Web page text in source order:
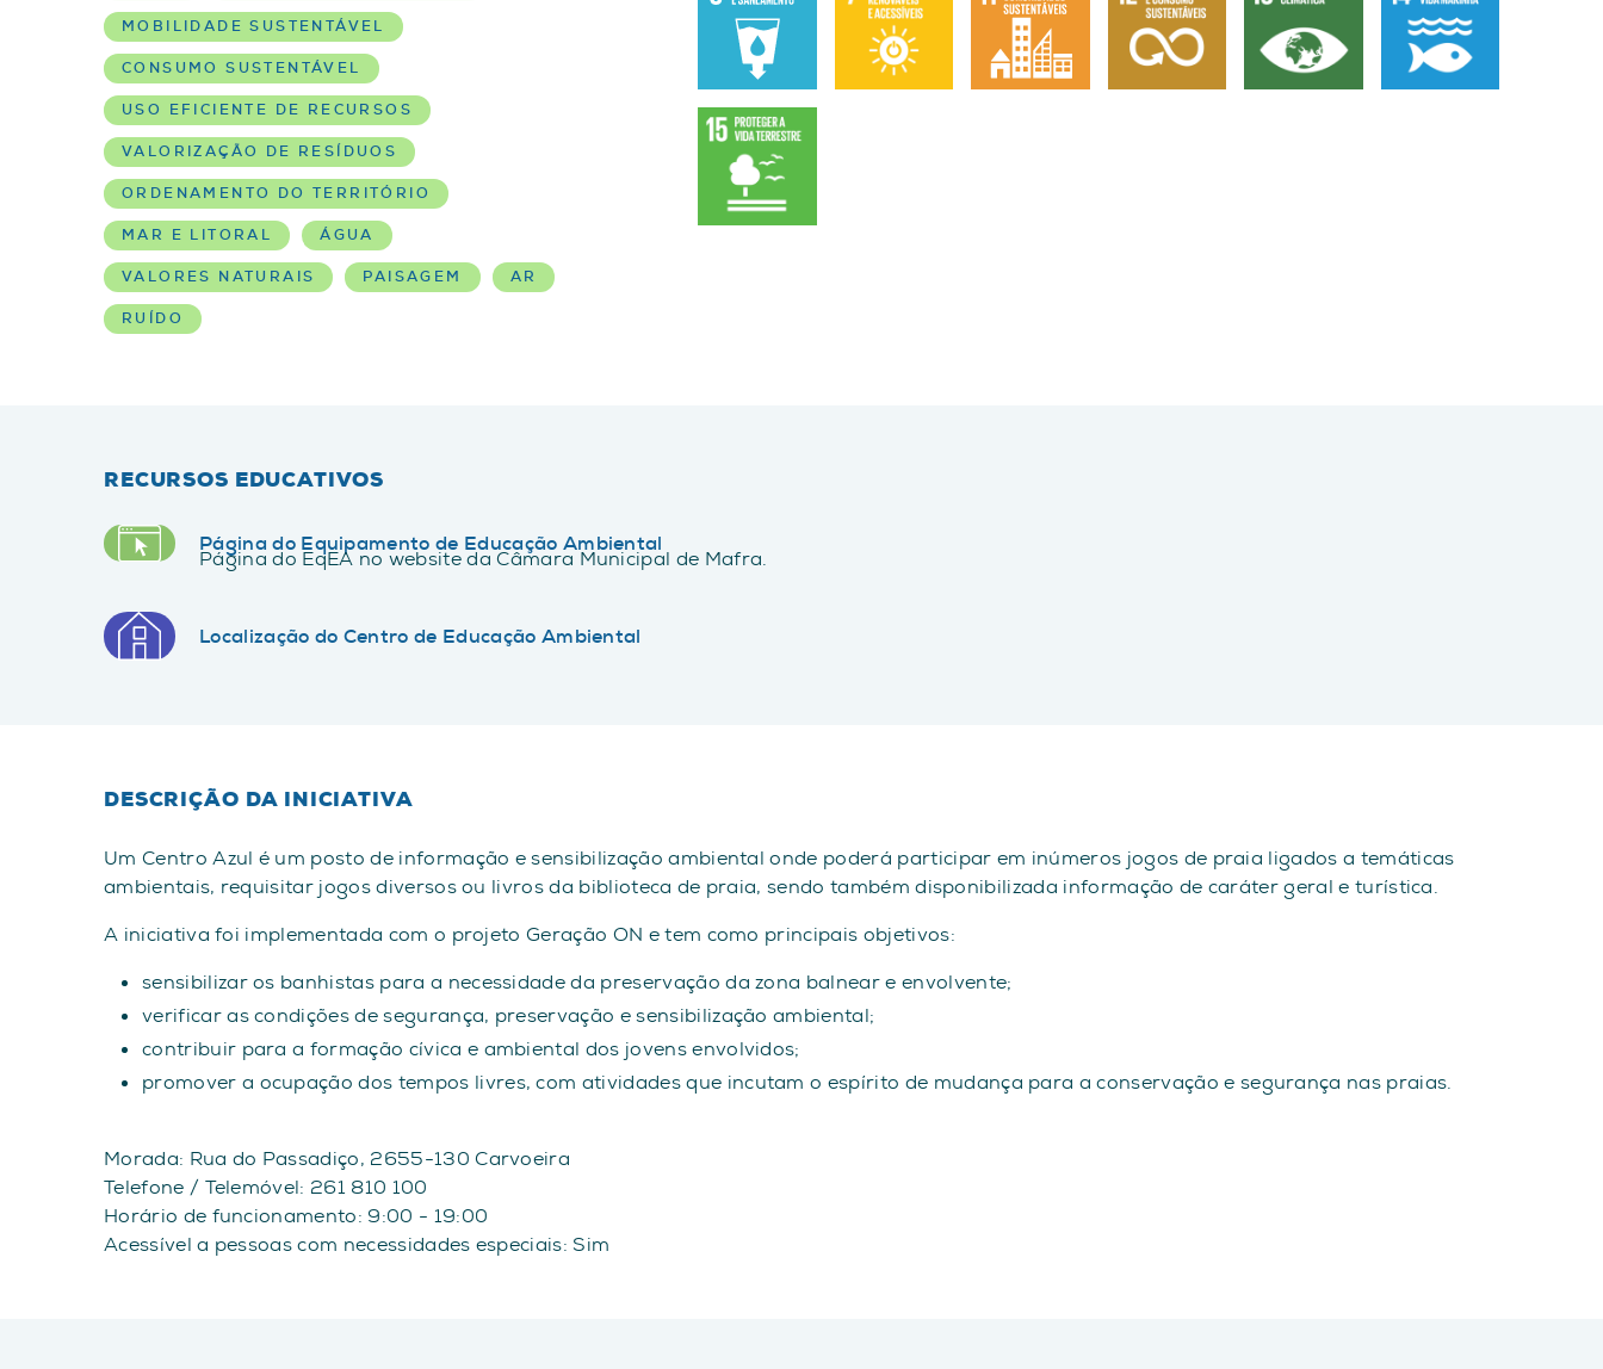
MOBILIDADE SUSTENTÁVEL
CONSUMO SUSTENTÁVEL
USO EFICIENTE DE RECURSOS
VALORIZAÇÃO DE RESÍDUOS
ORDENAMENTO DO TERRITÓRIO
MAR E LITORAL ÁGUA
VALORES NATURAIS PAISAGEM AR
RUÍDO
RECURSOS EDUCATIVOS
Página do Equipamento de Educação Ambiental
Página do EqEA no website da Câmara Municipal de Mafra.
Localização do Centro de Educação Ambiental
DESCRIÇÃO DA INICIATIVA
Um Centro Azul é um posto de informação e sensibilização ambiental onde poderá participar em inúmeros jogos de praia ligados a temáticas
ambientais, requisitar jogos diversos ou livros da biblioteca de praia, sendo também disponibilizada informação de caráter geral e turística.
A iniciativa foi implementada com o projeto Geração ON e tem como principais objetivos:
sensibilizar os banhistas para a necessidade da preservação da zona balnear e envolvente;
verificar as condições de segurança, preservação e sensibilização ambiental;
contribuir para a formação cívica e ambiental dos jovens envolvidos;
promover a ocupação dos tempos livres, com atividades que incutam o espírito de mudança para a conservação e segurança nas praias.
Morada: Rua do Passadiço, 2655-130 Carvoeira
Telefone / Telemóvel: 261 810 100
Horário de funcionamento: 9:00 - 19:00
Acessível a pessoas com necessidades especiais: Sim